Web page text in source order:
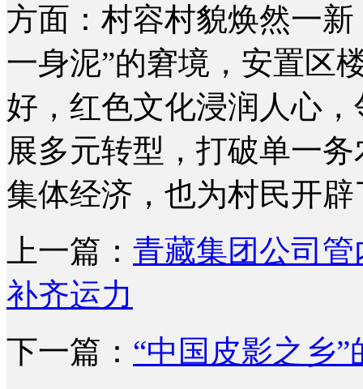
方面：村容村貌焕然一
一身泥”的窘境，安置区
好，红色文化浸润人心
展多元转型，打破单一
集体经济，也为村民开
上一篇： 青藏集团公司
补齐运力
下一篇： “中国皮影之乡